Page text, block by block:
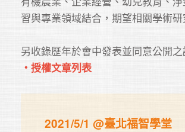
習與專業領域結合，期望相關學術
・授權文章列表
2021/5/1 @臺北福智學堂